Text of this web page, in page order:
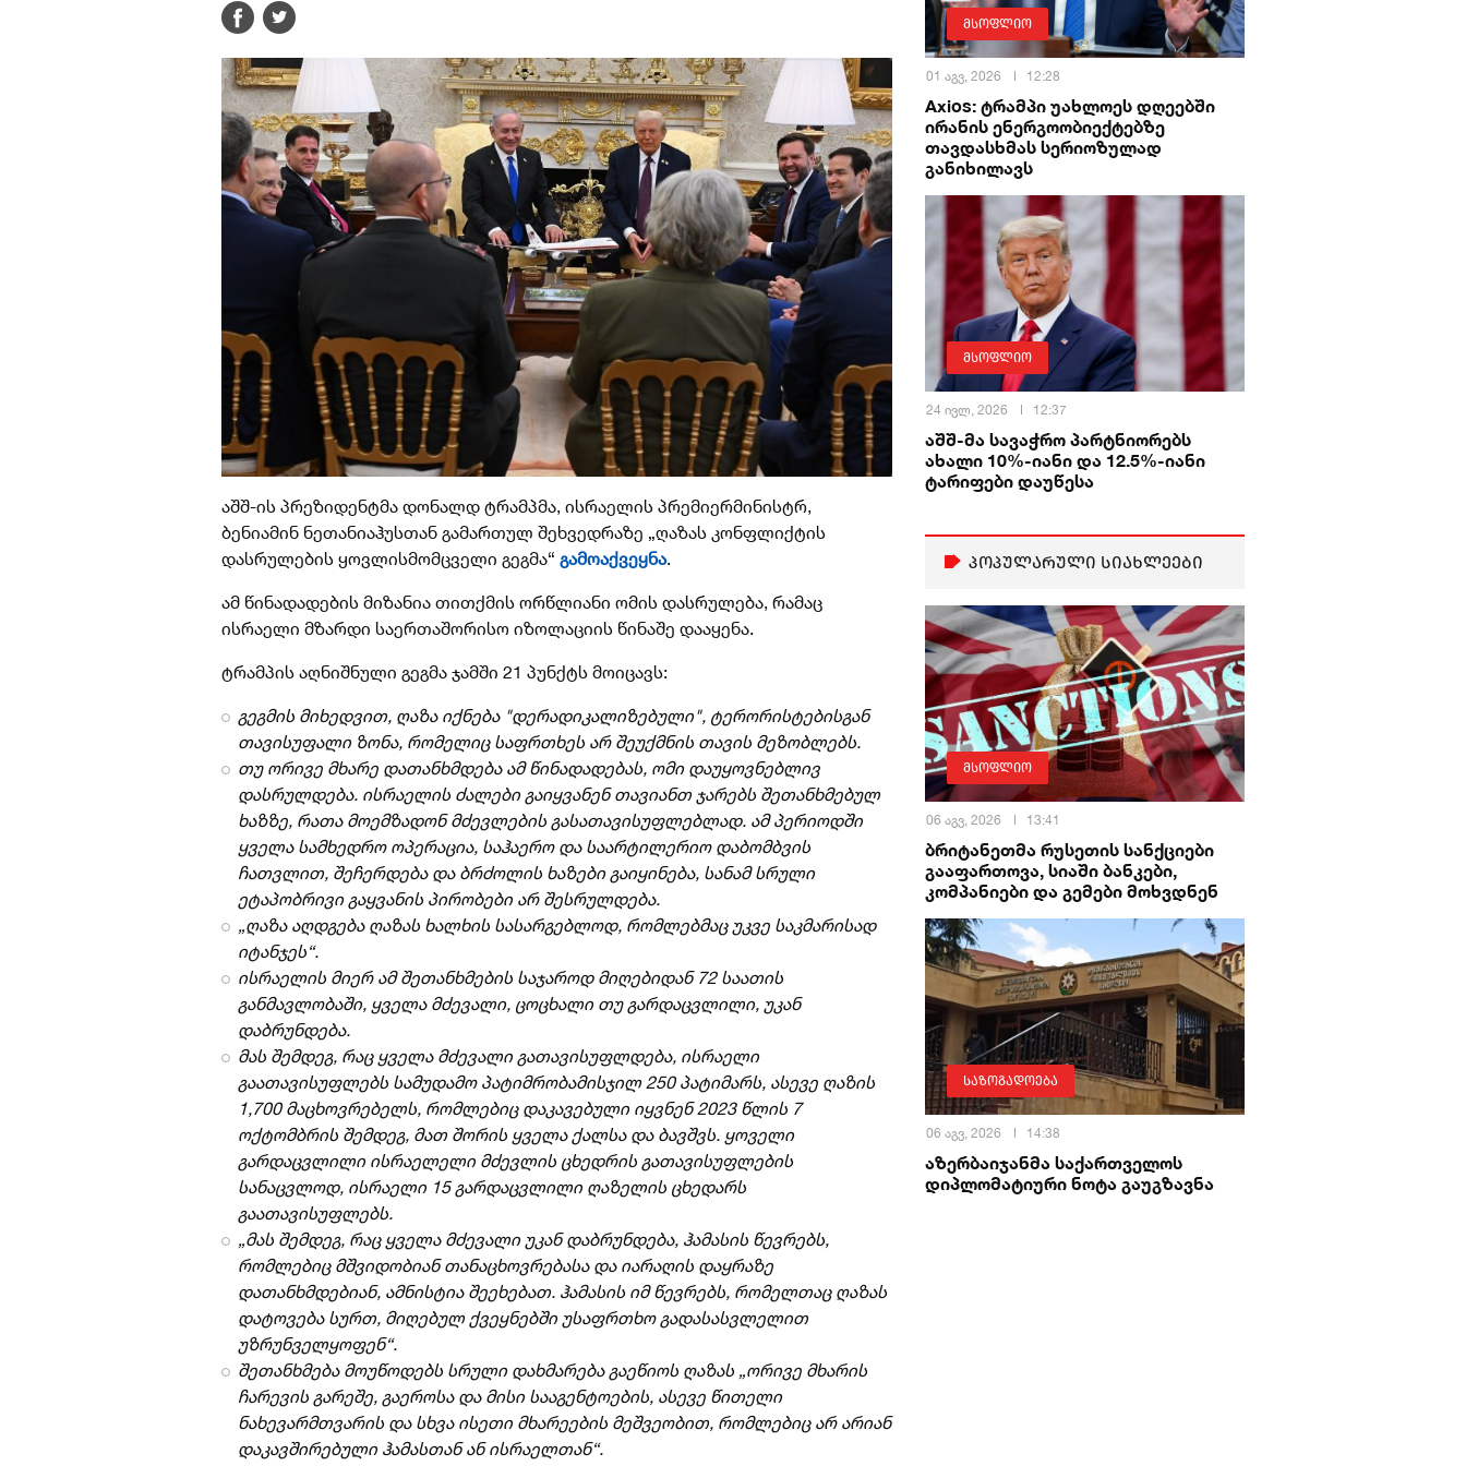
აშშ-ის პრეზიდენტმა დონალდ ტრამპმა, ისრაელის პრემიერმინისტრ,
ბენიამინ ნეთანიაჰუსთან გამართულ შეხვედრაზე „ღაზას კონფლიქტის
დასრულების ყოვლისმომცველი გეგმა“გამოაქვეყნა.
ამ წინადადების მიზანია თითქმის ორწლიანი ომის დასრულება, რამაც
ისრაელი მზარდი საერთაშორისო იზოლაციის წინაშე დააყენა.
ტრამპის აღნიშნული გეგმა ჯამში 21 პუნქტს მოიცავს:
გეგმის მიხედვით, ღაზა იქნება "დერადიკალიზებული", ტერორისტებისგან
თავისუფალი ზონა, რომელიც საფრთხეს არ შეუქმნის თავის მეზობლებს.
თუ ორივე მხარე დათანხმდება ამ წინადადებას, ომი დაუყოვნებლივ
დასრულდება. ისრაელის ძალები გაიყვანენ თავიანთ ჯარებს შეთანხმებულ
ხაზზე, რათა მოემზადონ მძევლების გასათავისუფლებლად. ამ პერიოდში
ყველა სამხედრო ოპერაცია, საჰაერო და საარტილერიო დაბომბვის
ჩათვლით, შეჩერდება და ბრძოლის ხაზები გაიყინება, სანამ სრული
ეტაპობრივი გაყვანის პირობები არ შესრულდება.
„ღაზა აღდგება ღაზას ხალხის სასარგებლოდ, რომლებმაც უკვე საკმარისად
იტანჯეს“.
ისრაელის მიერ ამ შეთანხმების საჯაროდ მიღებიდან 72 საათის
განმავლობაში, ყველა მძევალი, ცოცხალი თუ გარდაცვლილი, უკან
დაბრუნდება.
მას შემდეგ, რაც ყველა მძევალი გათავისუფლდება, ისრაელი
გაათავისუფლებს სამუდამო პატიმრობამისჯილ 250 პატიმარს, ასევე ღაზის
1,700 მაცხოვრებელს, რომლებიც დაკავებული იყვნენ 2023 წლის 7
ოქტომბრის შემდეგ, მათ შორის ყველა ქალსა და ბავშვს. ყოველი
გარდაცვლილი ისრაელელი მძევლის ცხედრის გათავისუფლების
სანაცვლოდ, ისრაელი 15 გარდაცვლილი ღაზელის ცხედარს
გაათავისუფლებს.
„მას შემდეგ, რაც ყველა მძევალი უკან დაბრუნდება, ჰამასის წევრებს,
რომლებიც მშვიდობიან თანაცხოვრებასა და იარაღის დაყრაზე
დათანხმდებიან, ამნისტია შეეხებათ. ჰამასის იმ წევრებს, რომელთაც ღაზას
დატოვება სურთ, მიღებულ ქვეყნებში უსაფრთხო გადასასვლელით
უზრუნველყოფენ“.
შეთანხმება მოუწოდებს სრული დახმარება გაეწიოს ღაზას „ორივე მხარის
ჩარევის გარეშე, გაეროსა და მისი სააგენტოების, ასევე წითელი
ნახევარმთვარის და სხვა ისეთი მხარეების მეშვეობით, რომლებიც არ არიან
დაკავშირებული ჰამასთან ან ისრაელთან“.
მსოფლიო
01 აგვ, 2026 12:28
Axios: ტრამპი უახლოეს დღეებში
ირანის ენერგოობიექტებზე
თავდასხმას სერიოზულად
განიხილავს
მსოფლიო
24 ივლ, 2026 12:37
აშშ-მა სავაჭრო პარტნიორებს
ახალი 10%-იანი და 12.5%-იანი
ტარიფები დაუწესა
პოპულარული სიახლეები
მსოფლიო
06 აგვ, 2026 13:41
ბრიტანეთმა რუსეთის სანქციები
გააფართოვა, სიაში ბანკები,
კომპანიები და გემები მოხვდნენ
საზოგადოება
06 აგვ, 2026 14:38
აზერბაიჯანმა საქართველოს
დიპლომატიური ნოტა გაუგზავნა